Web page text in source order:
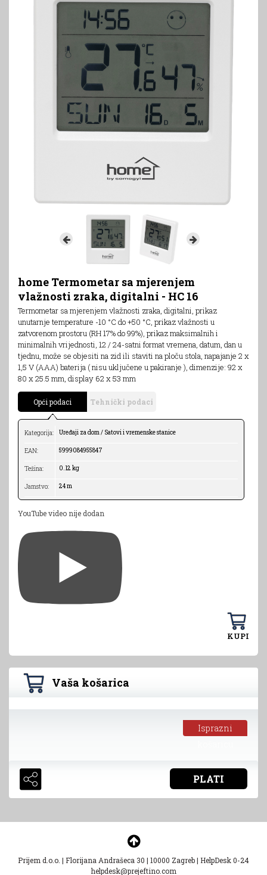
home Termometar sa mjerenjem
vlažnosti zraka, digitalni - HC 16
Termometar sa mjerenjem vlažnosti zraka, digitalni, prikaz
unutarnje temperature -10 °C do +50 °C, prikaz vlažnosti u
zatvorenom prostoru (RH 17% do 99%), prikaz maksimalnih i
minimalnih vrijednosti, 12 / 24-satni format vremena, datum, dan u
tjednu, može se objesiti na zid ili staviti na ploču stola, napajanje 2 x
1,5 V (AAA) baterija ( nisu uključene u pakiranje ), dimenzije: 92 x
80 x 25.5 mm, display 62 x 53 mm
Opći podaci Tehnički podaci
Kategorija: Uređaji za dom / Satovi i vremenske stanice
EAN: 5999084955847
Težina: 0.12 kg
Jamstvo: 24 m
YouTube video nije dodan
KUPI
Vaša košarica
Isprazni
PLATI
Prijem d.o.o. | Florijana Andrašeca 30 | 10000 Zagreb| HelpDesk 0-24
helpdesk@prejeftino.com